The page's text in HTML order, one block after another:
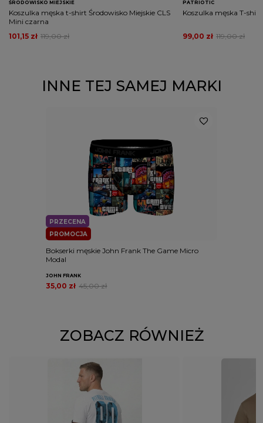
ŚRODOWISKO MIEJSKIE
Koszulka męska t-shirt Środowisko Miejskie CLS
Mini czarna
119,00 zł
101,15 zł
PATRIOTIC
Koszulka męska T-
119,00 zł
99,00 zł
INNE TEJ SAMEJ MARKI
PROMOCJA
PRZECENA
Bokserki męskie John Frank The Game Micro
Modal
JOHN FRANK
45,00 zł
35,00 zł
ZOBACZ RÓWNIEŻ